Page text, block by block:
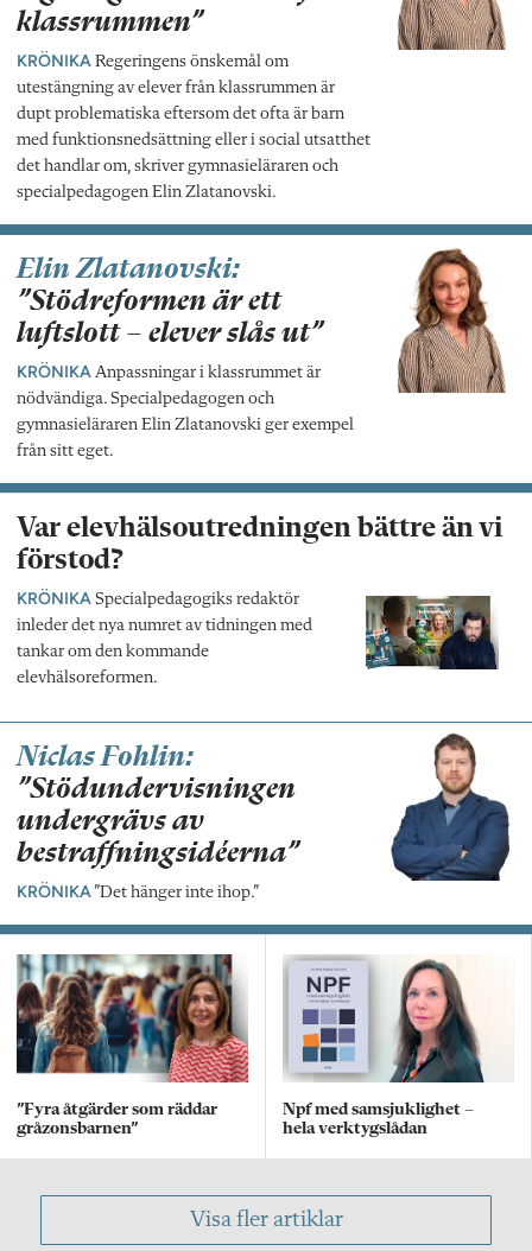
klassrummen”
KRÖNIKA Regeringens önskemål om
utestängning av elever från klassrummen är
dupt problematiska eftersom det ofta är barn
med funktionsnedsättning eller i social utsatthet
det handlar om, skriver gymnasieläraren och
specialpedagogen Elin Zlatanovski.
Elin Zlatanovski:
”Stödreformen är ett
luftslott – elever slås ut”
KRÖNIKA Anpassningar i klassrummet är
nödvändiga. Specialpedagogen och
gymnasieläraren Elin Zlatanovski ger exempel
från sitt eget.
Var elevhälsoutredningen bättre än vi
förstod?
KRÖNIKA Specialpedagogiks redaktör
inleder det nya numret av tidningen med
tankar om den kommande
elevhälsoreformen.
Niclas Fohlin:
”Stödundervisningen
undergrävs av
bestraffningsidéerna”
KRÖNIKA ”Det hänger inte ihop.”
”Fyra åtgärder som räddar
gråzonsbarnen”
Npf med samsjuklighet –
hela verktygslådan
Visa fler artiklar